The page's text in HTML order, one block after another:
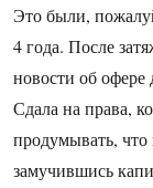
Это были,
4 года. После
новости об офере
Сдала на права,
продумывать,
замучившись